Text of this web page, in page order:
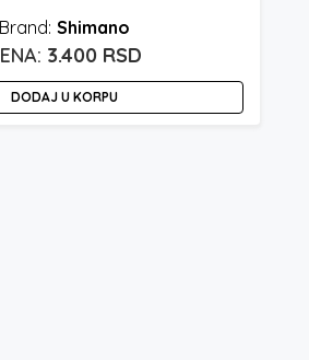
Shimano
3.400 RSD
DODAJ U KORPU